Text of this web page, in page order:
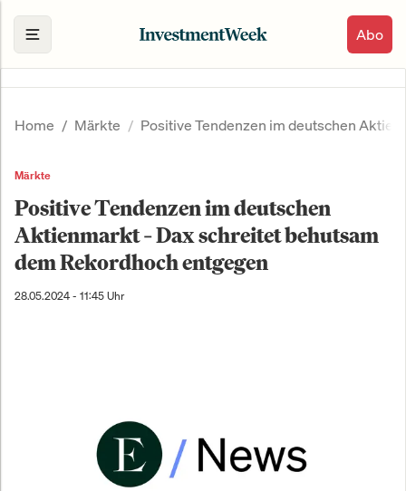
Abo
Home Märkte Positive Tendenzen im deutschen
Märkte
Positive Tendenzen im deutschen
Aktienmarkt – Dax schreitet behutsam
dem Rekordhoch entgegen
28.05.2024 - 11:45 Uhr